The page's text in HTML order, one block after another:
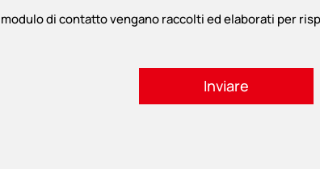
di contatto vengano raccolti ed elaborati per